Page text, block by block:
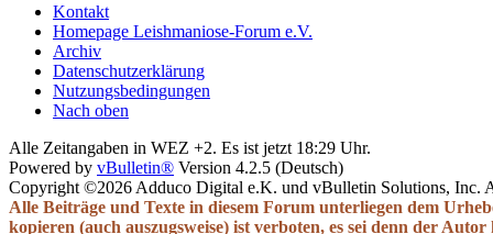
Kontakt
Homepage Leishmaniose-Forum e.V.
Archiv
Datenschutzerklärung
Nutzungsbedingungen
Nach oben
Alle Zeitangaben in WEZ +2. Es ist jetzt 18:29 Uhr.
Powered by vBulletin® Version 4.2.5 (Deutsch)
Copyright ©2026 Adduco Digital e.K. und vBulletin Solutions, Inc.
Alle Beiträge und Texte in diesem Forum unterliegen dem
kopieren (auch auszugsweise) ist verboten, es sei denn der